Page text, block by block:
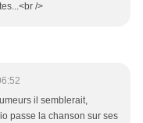
/>
il semblerait,
passe la chanson sur ses